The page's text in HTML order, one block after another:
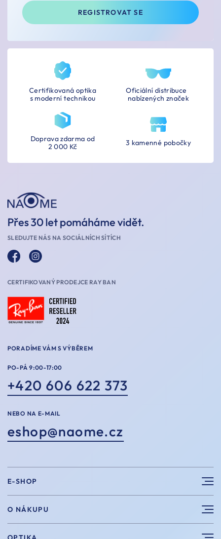
REGISTROVAT SE
Certifikovaná optika
s moderní technikou
Oficiální distribuce
nabízených značek
3 kamenné pobočky
Doprava zdarma od
2 000 Kč
Přes 30 let pomáháme vidět.
SLEDUJTE NÁS NA SOCIÁLNÍCH SÍTÍCH
CERTIFIKOVANÝ PRODEJCE RAY BAN
PORADÍME VÁM S VÝBĚREM
PO-PÁ 9:00-17:00
+420 606 622 373
NEBO NA E-MAIL
eshop@naome.cz
E-SHOP
Sluneční brýle
Sportovní brýle
O NÁKUPU